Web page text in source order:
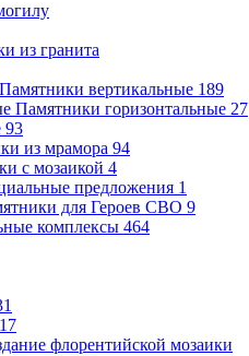
из гранита
Памятники вертикальные 189
Памятники горизонтальные 27
93
из мрамора 94
с мозаикой 4
предложения 1
для Героев СВО 9
комплексы 464
17
флорентийской мозаики